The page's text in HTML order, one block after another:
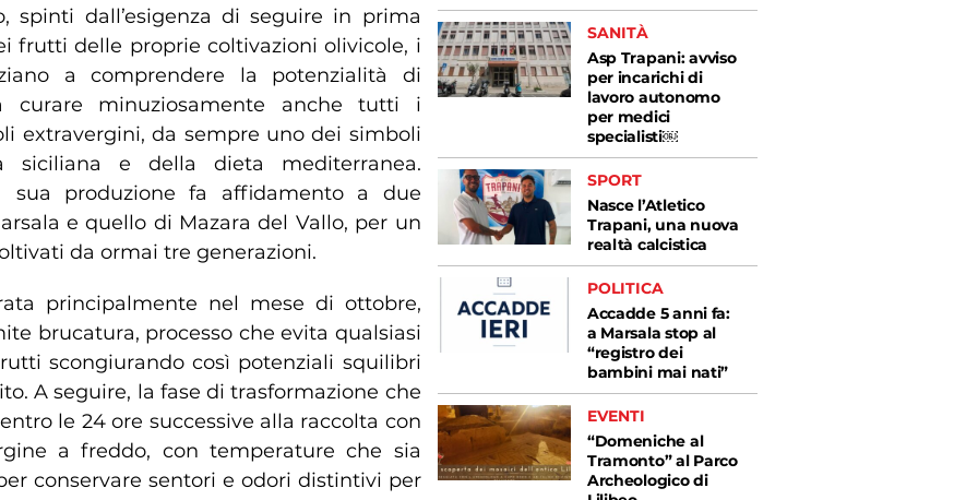
spinti dall’esigenza di seguire in prima
frutti delle proprie coltivazioni olivicole, i
a comprendere la potenzialità di
curare minuziosamente anche tutti i
extravergini, da sempre uno dei simboli
siciliana e della dieta mediterranea.
sua produzione fa affidamento a due
e quello di Mazara del Vallo, per un
da ormai tre generazioni.
principalmente nel mese di ottobre,
brucatura, processo che evita qualsiasi
scongiurando così potenziali squilibri
A seguire, la fase di trasformazione che
le 24 ore successive alla raccolta con
a freddo, con temperature che sia
conservare sentori e odori distintivi per
SANITÀ
Asp Trapani: avviso
per incarichi di
lavoro autonomo
per medici
specialisti￼
SPORT
Nasce l’Atletico
Trapani, una nuova
realtà calcistica
POLITICA
Accadde 5 anni fa:
a Marsala stop al
“registro dei
bambini mai nati”
EVENTI
“Domeniche al
Tramonto” al Parco
Archeologico di